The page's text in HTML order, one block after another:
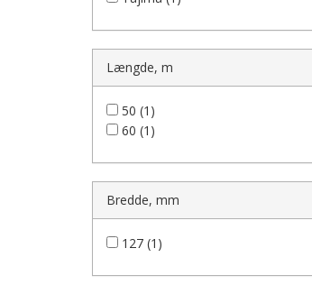
Længde, m
50 (1)
60 (1)
Bredde, mm
127 (1)